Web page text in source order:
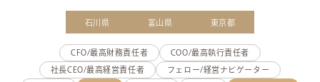
石川県 富山県 東京都
CFO/最高財務責任者 COO/最高執行責任者
社長CEO/最高経営責任者 フェロー/経営ナビゲーター